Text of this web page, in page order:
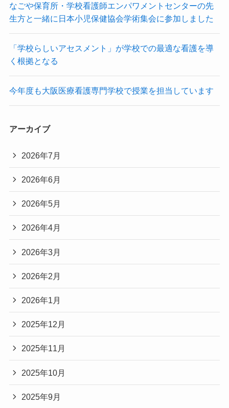
なごや保育所・学校看護師エンパワメントセンターの先
生方と一緒に日本小児保健協会学術集会に参加しました
「学校らしいアセスメント」が学校での最適な看護を導
く根拠となる
今年度も大阪医療看護専門学校で授業を担当しています
アーカイブ
2026年7月
2026年6月
2026年5月
2026年4月
2026年3月
2026年2月
2026年1月
2025年12月
2025年11月
2025年10月
2025年9月